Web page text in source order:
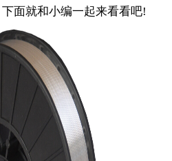
面就和小编一起来看看吧!